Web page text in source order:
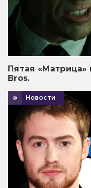
Пятая «Матрица»
Bros.
Новости